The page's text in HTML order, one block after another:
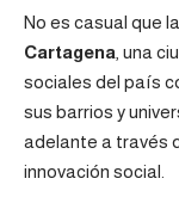
No es casual que
Cartagena , una
sociales del país
sus barrios y
adelante a través
innovación social.